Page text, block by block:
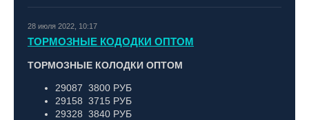
28 июля 2022, 10:17
ТОРМОЗНЫЕ КОДОДКИ ОПТОМ
ТОРМОЗНЫЕ КОЛОДКИ ОПТОМ
29087 3800 РУБ
29158 3715 РУБ
29328 3840 РУБ